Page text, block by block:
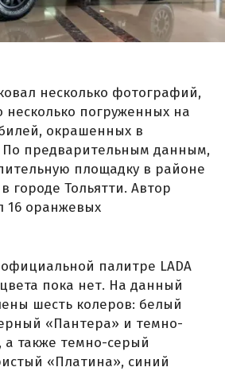
несколько фотографий,
несколько погруженных на
окрашенных в
предварительным данным,
площадку в районе
городе Тольятти. Автор
16 оранжевых
палитре LADA
пока нет. На данный
шесть колеров: белый
«Пантера» и темно-
а также темно-серый
«Платина», синий